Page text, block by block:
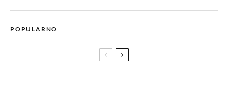
POPULARNO